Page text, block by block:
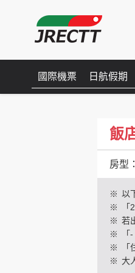
國際機票 日航假期
飯
房型
※ 以
※
※ 若
※
※
※ 大